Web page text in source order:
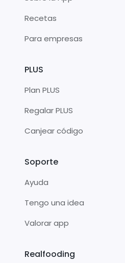
Recetas
Para empresas
PLUS
Plan PLUS
Regalar PLUS
Canjear código
Soporte
Ayuda
Tengo una idea
Valorar app
Realfooding